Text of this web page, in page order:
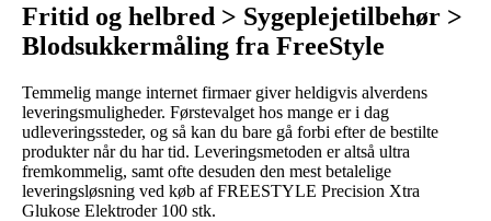
Fritid og helbred > Sygeplejetilbehør >
Blodsukkermåling fra FreeStyle
Temmelig mange internet firmaer giver heldigvis alverdens
leveringsmuligheder. Førstevalget hos mange er i dag
udleveringssteder, og så kan du bare gå forbi efter de bestilte
produkter når du har tid. Leveringsmetoden er altså ultra
fremkommelig, samt ofte desuden den mest betalelige
leveringsløsning ved køb af FREESTYLE Precision Xtra
Glukose Elektroder 100 stk.